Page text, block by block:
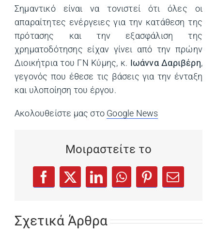
Σημαντικό είναι να τονιστεί ότι όλες οι
απαραίτητες ενέργειες για την κατάθεση της
πρότασης και την εξασφάλιση της
χρηματοδότησης είχαν γίνει από την πρώην
Διοικήτρια του ΓΝ Κύμης, κ. Ιωάννα Δαριβέρη,
γεγονός που έθεσε τις βάσεις για την ένταξη
και υλοποίηση του έργου.
Ακολουθείστε μας στο Google News
Μοιραστείτε το
Facebook
(opens in a new tab)
X
(opens in a new tab)
LinkedIn
(opens in a new tab)
WhatsApp
(opens in a new tab)
Pinterest
(opens in a
Email
Σχετικά Άρθρα